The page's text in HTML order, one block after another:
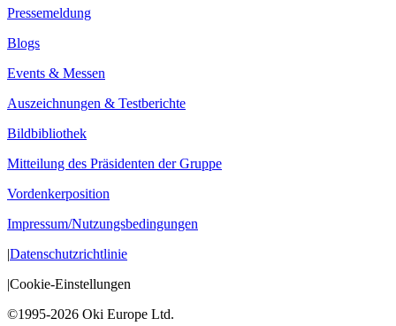
Pressemeldung
Blogs
Events & Messen
Auszeichnungen & Testberichte
Bildbibliothek
Mitteilung des Präsidenten der Gruppe
Vordenkerposition
Impressum/Nutzungsbedingungen
|Datenschutzrichtlinie
|Cookie-Einstellungen
©1995-2026 Oki Europe Ltd.